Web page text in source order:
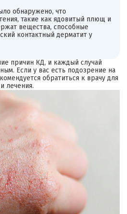
обнаружено, что
такие как ядовитый плющ и
вещества, способные
контактный дерматит у
причин КД, и каждый случай
Если у вас есть подозрение на
обратиться к врачу для
лечения.